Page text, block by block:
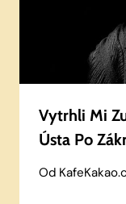
Vytrhli Mi
Ústa Po
Od